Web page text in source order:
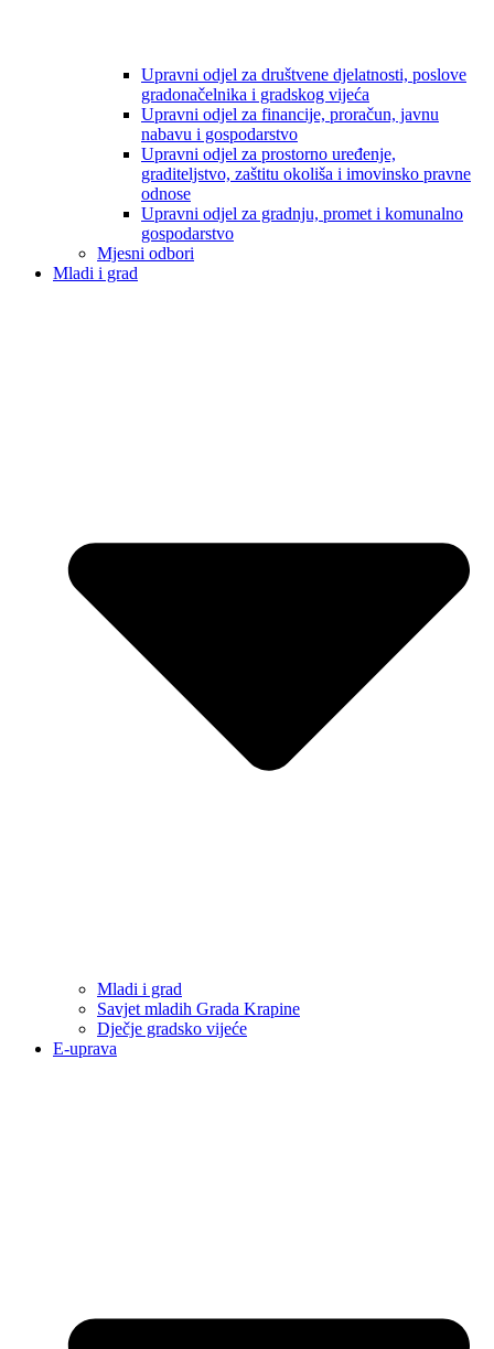
Upravni odjel za društvene djelatnosti, poslove
gradonačelnika i gradskog vijeća
Upravni odjel za financije, proračun, javnu
nabavu i gospodarstvo
Upravni odjel za prostorno uređenje,
graditeljstvo, zaštitu okoliša i imovinsko pravne
odnose
Upravni odjel za gradnju, promet i komunalno
gospodarstvo
Mjesni odbori
Mladi i grad
Mladi i grad
Savjet mladih Grada Krapine
Dječje gradsko vijeće
E-uprava